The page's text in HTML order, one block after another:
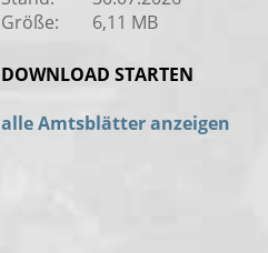
Größe:
6,11 MB
DOWNLOAD STARTEN
alle Amtsblätter anzeigen